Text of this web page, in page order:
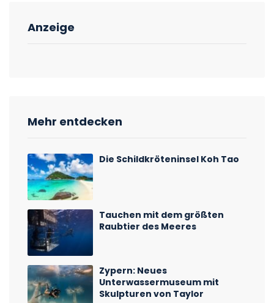
Anzeige
Mehr entdecken
Die Schildkröteninsel Koh Tao
Tauchen mit dem größten
Raubtier des Meeres
Zypern: Neues
Unterwassermuseum mit
Skulpturen von Taylor